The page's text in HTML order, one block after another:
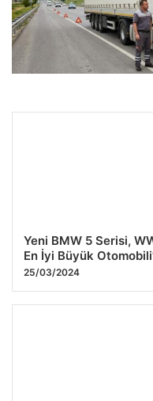
Gaziantep Şehir Geneli
Yeni BMW 5 Serisi,
En İyi Büyük
25/03/2024